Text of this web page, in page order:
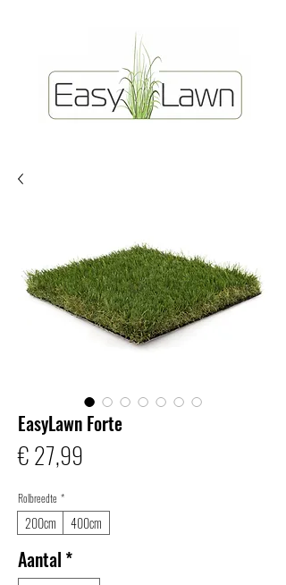
EasyLawn Forte
€ 27,99
Rolbreedte *
200cm 400cm
Aantal *